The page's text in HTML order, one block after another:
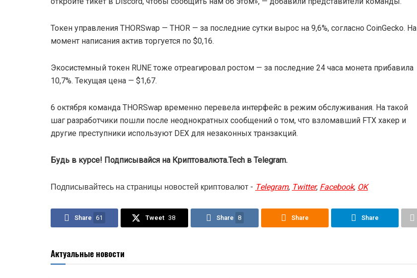
Токен управления THORSwap — THOR — за последние сутки вырос на 9,6%, согласно CoinGecko. На
момент написания актив торгуется по $0,16.
Экосистемный токен RUNE тоже отреагировал ростом — за последние 24 часа монета прибавила
10,7%. Текущая цена — $1,67.
6 октября команда THORSwap временно перевела интерфейс в режим обслуживания. На такой
шаг разработчики пошли после неоднократных сообщений о том, что взломавший FTX хакер и
другие преступники используют DEX для незаконных транзакций.
Будь в курсе! Подписывайся на Криптовалюта.Tech в Telegram.
Подписывайтесь на страницы новостей криптовалют - Telegram, Twitter, Facebook, OK
Share 61 Tweet 38 Share 8 Share Share
Актуальные новости